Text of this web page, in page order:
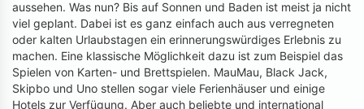
aussehen. Was nun? Bis auf Sonnen und Baden ist meist ja nicht
viel geplant. Dabei ist es ganz einfach auch aus verregneten
oder kalten Urlaubstagen ein erinnerungswürdiges Erlebnis zu
machen. Eine klassische Möglichkeit dazu ist zum Beispiel das
Spielen von Karten- und Brettspielen. MauMau, Black Jack,
Skipbo und Uno stellen sogar viele Ferienhäuser und einige
Hotels zur Verfügung. Aber auch beliebte und international